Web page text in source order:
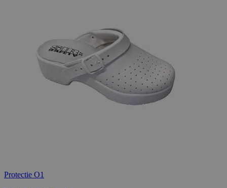
Protectie O1